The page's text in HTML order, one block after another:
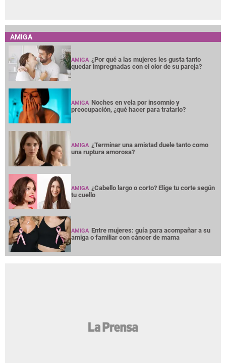
AMIGA
AMIGA ¿Por qué a las mujeres les gusta tanto
quedar impregnadas con el olor de su pareja?
AMIGA Noches en vela por insomnio y
preocupación, ¿qué hacer para tratarlo?
AMIGA ¿Terminar una amistad duele tanto como
una ruptura amorosa?
AMIGA ¿Cabello largo o corto? Elige tu corte según
tu cuello
AMIGA Entre mujeres: guía para acompañar a su
amiga o familiar con cáncer de mama